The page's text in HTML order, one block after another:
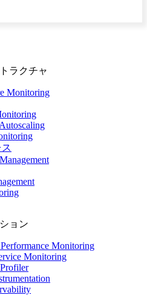
ラクチャ
Monitoring
ョン
Monitoring
Monitoring